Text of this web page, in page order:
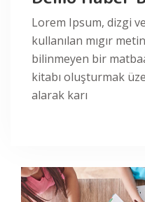
Lorem Ipsum, dizgi
kullanılan mıgır
bilinmeyen bir
kitabı oluşturmak
alarak karı